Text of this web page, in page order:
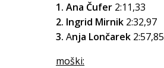
1. Ana Čufer 2:11,33
2. Ingrid Mirnik 2:32,97
3. Anja Lončarek 2:57,85
moški: